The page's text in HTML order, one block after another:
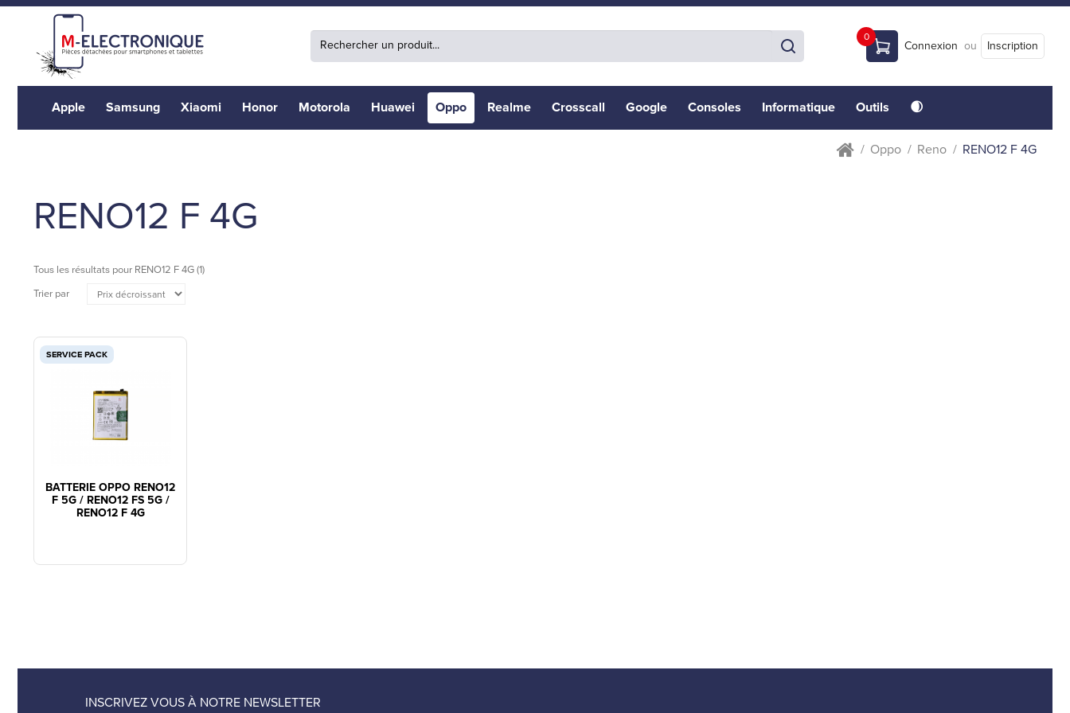
0
Connexion ou Inscription
Apple Samsung Xiaomi Honor Motorola Huawei Oppo Realme Crosscall Google Consoles Informatique Outils 🌒
Oppo Reno RENO12 F 4G
RENO12 F 4G
Tous les résultats pour RENO12 F 4G(1)
Trier par
SERVICE PACK
BATTERIE OPPO RENO12
F 5G / RENO12 FS 5G /
RENO12 F 4G
INSCRIVEZ VOUS À NOTRE NEWSLETTER